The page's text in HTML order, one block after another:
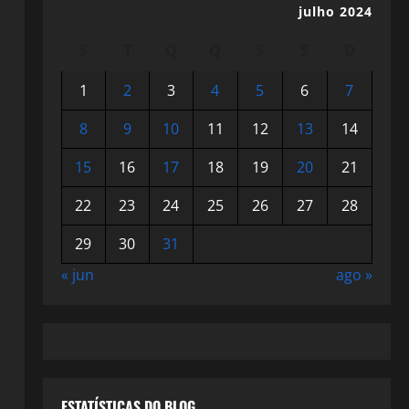
julho 2024
1
2 3 4 5 6
7
8
9 10 11 12 13
14
15
16 17 18 19 20
21
22
23 24 25 26 27
28
29
30
31
« jun
ago »